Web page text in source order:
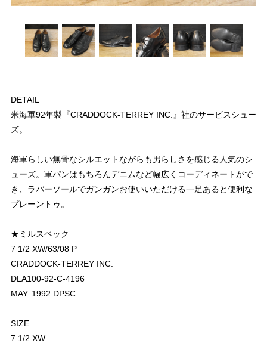
DETAIL
米海軍92年製『CRADDOCK-TERREY INC.』社のサービスシュー
ズ。
海軍らしい無骨なシルエットながらも男らしさを感じる人気のシ
ューズ。軍パンはもちろんデニムなど幅広くコーディネートがで
き、ラバーソールでガンガンお使いいただける一足あると便利な
プレーントゥ。
★ミルスペック
7 1/2 XW/63/08 P
CRADDOCK-TERREY INC.
DLA100-92-C-4196
MAY. 1992 DPSC
SIZE
7 1/2 XW